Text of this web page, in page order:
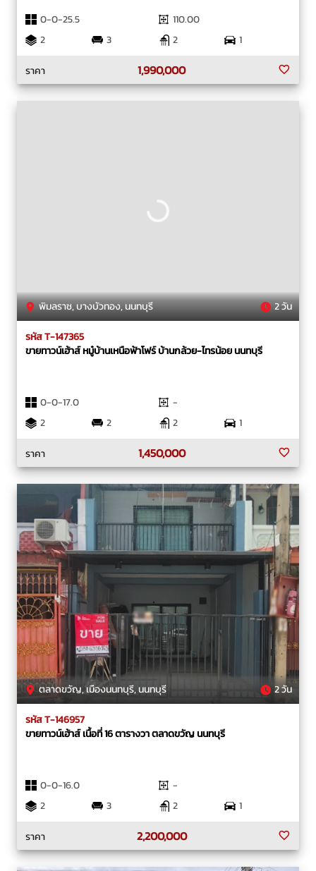
0-0-25.5
110.00
2
3 2
1
ราคา
1,990,000
พิมลราช, บางบัวทอง, นนทบุรี 2 วัน
รหัส T-147365
ขายทาวน์เฮ้าส์ หมู๋บ้านเหนือฟ้าโฟร์ บ้านกล้วย-ไทรน้อย นนทบุรี
0-0-17.0
-
2
2 2
1
ราคา
1,450,000
ตลาดขวัญ, เมืองนนทบุรี, นนทบุรี 2 วัน
รหัส T-146957
ขายทาวน์เฮ้าส์ เนื้อที่ 16 ตารางวา ตลาดขวัญ นนทบุรี
0-0-16.0
-
2
3 2
1
ราคา
2,200,000